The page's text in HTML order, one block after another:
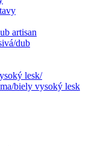
artisan
dub
lesk/
biely vysoký lesk